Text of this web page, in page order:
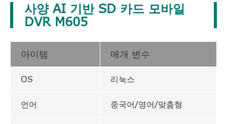
사양 AI 기반 SD 카드 모바일
DVR M605
아이템 매개 변수
OS 리눅스
언어 중국어/영어/맞춤형